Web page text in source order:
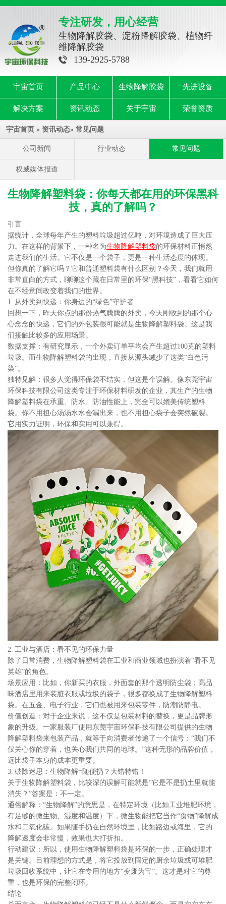
专注研发，用心经营
生物降解胶袋、淀粉降解胶袋、植物纤
维降解胶袋
139-2925-5788
宇宙首页 产品中心 生物降解胶袋 先进设备
解决方案 资讯动态 关于宇宙 荣誉资质
宇宙首页 » 资讯动态» 常见问题
公司新闻 行业动态 常见问题
权威媒体报道
生物降解塑料袋：你每天都在用的环保黑科
技，真的了解吗？
引言
据统计，全球每年产生的塑料垃圾超过亿吨，对环境造成了巨大压
力。在这样的背景下，一种名为生物降解塑料袋的环保材料正悄然
走进我们的生活。它不仅是一个袋子，更是一种生活态度的体现。
但你真的了解它吗？它和普通塑料袋有什么区别？今天，我们就用
非常直白的方式，聊聊这个藏在日常里的环保“黑科技”，看看它如何
在不经意间改变着我们的世界。
1. 从外卖到快递：你身边的“绿色”守护者
回想一下，昨天你点的那份热气腾腾的外卖，今天刚收到的那个心
心念念的快递，它们的外包装很可能就是生物降解塑料袋。这是我
们接触比较多的应用场景。
数据支撑：有研究显示，一个外卖订单平均会产生超过100克的塑料
垃圾。而生物降解塑料袋的出现，直接从源头减少了这类“白色污
染”。
独特见解：很多人觉得环保袋不结实，但这是个误解。像东莞宇宙
环保科技有限公司这类专注于环保材料研发的企业，其生产的生物
降解塑料袋在承重、防水、防油性能上，完全可以媲美传统塑料
袋。你不用担心汤汤水水会漏出来，也不用担心袋子会突然破裂。
它用实力证明，环保和实用可以兼得。
2. 工业与酒店：看不见的环保力量
除了日常消费，生物降解塑料袋在工业和商业领域也扮演着“看不见
英雄”的角色。
场景应用：比如，你新买的衣服，外面套的那个透明防尘袋；高品
味酒店里用来装脏衣服或垃圾的袋子，很多都换成了生物降解塑料
袋。在五金、电子行业，它们也被用来包装零件，防潮防静电。
价值创造：对于企业来说，这不仅是包装材料的替换，更是品牌形
象的升级。一家服装厂使用东莞宇宙环保科技有限公司提供的生物
降解塑料袋来包装产品，就等于向消费者传递了一个信号：“我们不
仅关心你的穿着，也关心我们共同的地球。”这种无形的品牌价值，
远比袋子本身的成本更重要。
3. 破除迷思：生物降解=随便扔？大错特错！
关于生物降解塑料袋，比较深的误解可能就是“它是不是扔土里就能
消失？”答案是：不一定。
通俗解释：“生物降解”的意思是，在特定环境（比如工业堆肥环境，
有足够的微生物、湿度和温度）下，微生物能把它当作“食物”降解成
水和二氧化碳。如果随手扔在自然环境里，比如路边或海里，它的
降解速度会非常慢，效果也大打折扣。
行动建议：所以，使用生物降解塑料袋是环保的一步，正确处理才
是关键。目前理想的方式是，将它投放到固定的厨余垃圾或可堆肥
垃圾回收系统中，让它在专用的地方“变废为宝”。这才是对它的尊
重，也是环保的完整闭环。
结论